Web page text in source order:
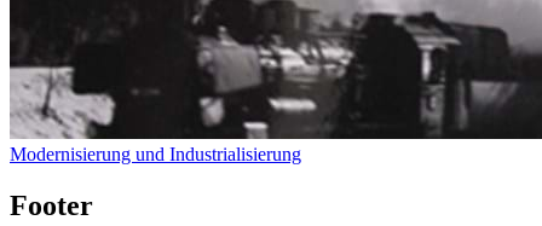
Modernisierung und Industrialisierung
Footer